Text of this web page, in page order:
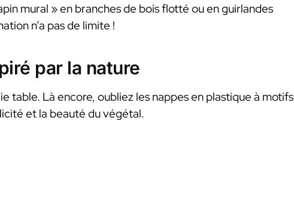
mural » en branches de bois flotté ou en guirlandes
n’a pas de limite !
par la nature
table. Là encore, oubliez les nappes en plastique à motifs
et la beauté du végétal.